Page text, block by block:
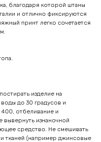
благодаря которой штаны
и отлично фиксируются
принт легко сочетается
изделие на
до 30 градусов и
отбеливание и
вывернуть изнаночной
средство. Не смешивать
тканей (например джинсовые